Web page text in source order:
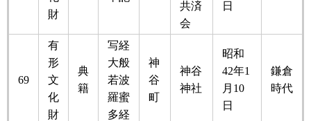
財
共済
会
日
69
有
形
文
化
財
典
籍
写経
大般
若波
羅蜜
多経
神
谷
町
神谷
神社
昭和
42年1
月10
日
鎌倉
時代